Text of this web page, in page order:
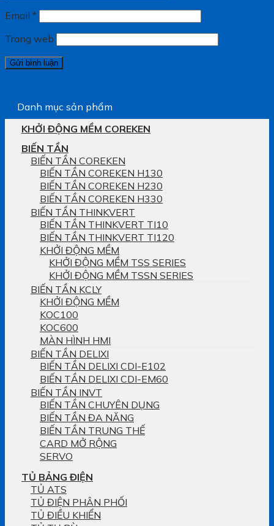
Email *
Trang web
Danh mục sản phẩm
KHỞI ĐỘNG MỀM COREKEN
BIẾN TẦN
BIẾN TẦN COREKEN
BIẾN TẦN COREKEN H130
BIẾN TẦN COREKEN H230
BIẾN TẦN COREKEN H330
BIẾN TẦN THINKVERT
BIẾN TẦN THINKVERT TI10
BIẾN TẦN THINKVERT TI120
KHỞI ĐỘNG MỀM
KHỞI ĐỘNG MỀM TSS SERIES
KHỞI ĐỘNG MỀM TSSN SERIES
BIẾN TẦN KCLY
KHỞI ĐỘNG MỀM
KOC100
KOC600
MÀN HÌNH HMI
BIẾN TẦN DELIXI
BIẾN TẦN DELIXI CDI-E102
BIẾN TẦN DELIXI CDI-EM60
BIẾN TẦN INVT
BIẾN TẦN CHUYÊN DỤNG
BIẾN TẦN ĐA NĂNG
BIẾN TẦN TRUNG THẾ
CARD MỞ RỘNG
SERVO
TỦ BẢNG ĐIỆN
TỦ ATS
TỦ ĐIỆN PHÂN PHỐI
TỦ ĐIỀU KHIỂN